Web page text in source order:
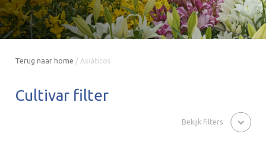
Terug naar home / Asiáticos
Cultivar filter
Bekijk filters